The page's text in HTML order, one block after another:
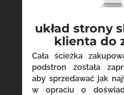
układ strony
klienta do
Cała ścieżka
podstron została
aby sprzedawać jak
w opraciu o